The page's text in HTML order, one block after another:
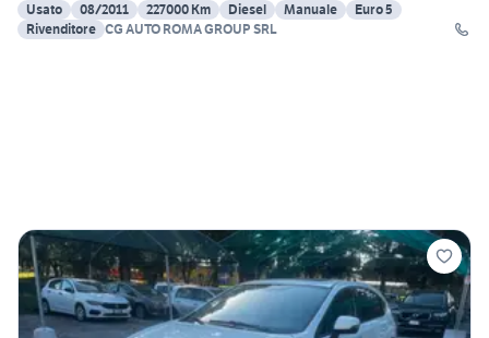
Usato
08/2011 227000 Km Diesel Manuale
Euro 5
Rivenditore CG AUTO ROMA GROUP SRL